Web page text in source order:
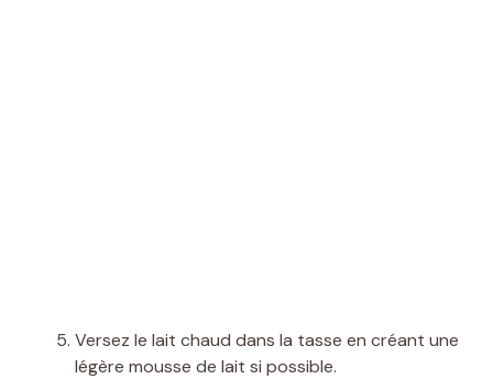
Versez le lait chaud dans la tasse en créant une
légère mousse de lait si possible.